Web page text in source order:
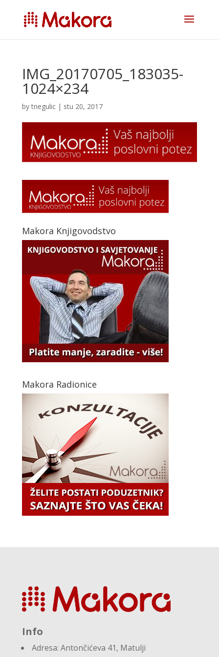
IMG_20170705_183035-
1024×234
bytnegulic| stu 20, 2017
Makora Knjigovodstvo
Makora Radionice
Info
Adresa: Antončićeva 41, Matulji